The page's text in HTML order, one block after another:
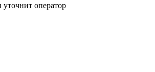
уточнит оператор